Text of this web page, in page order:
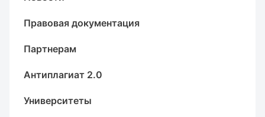
Правовая документация
Партнерам
Антиплагиат 2.0
Университеты